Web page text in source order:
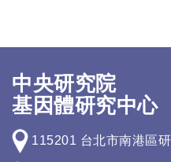
中央研究院
基因體研究中心
115201 台北市南港區